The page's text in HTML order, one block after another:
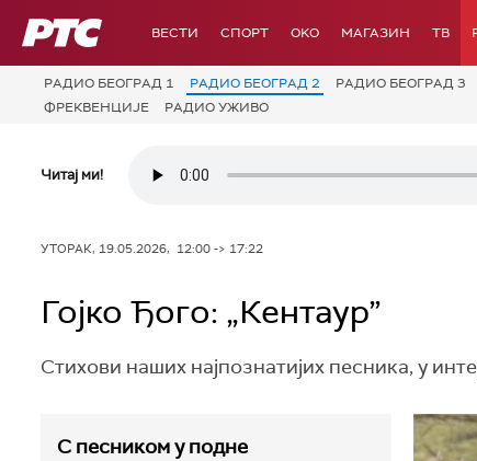
РТС ВЕСТИ СПОРТ OKO МАГАЗИН ТВ
РАДИО БЕОГРАД 1 РАДИО БЕОГРАД 2 РАДИО БЕОГРАД 3
ФРЕКВЕНЦИЈЕ
РАДИО УЖИВО
Читај ми!
УТОРАК, 19.05.2026, 12:00 -> 17:22
Гојко Ђого: „Кентаур”
Стихови наших најпознатијих песника, у
С песником у подне